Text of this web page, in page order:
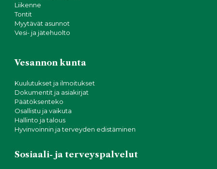
Liikenne
Tontit
Myytävät asunnot
Vesi- ja jätehuolto
Vesannon kunta
Kuulutukset ja ilmoitukset
Dokumentit ja asiakirjat
Päätöksenteko
Osallistu ja vaikuta
Hallinto ja talous
Hyvinvoinnin ja terveyden edistäminen
Sosiaali- ja terveyspalvelut